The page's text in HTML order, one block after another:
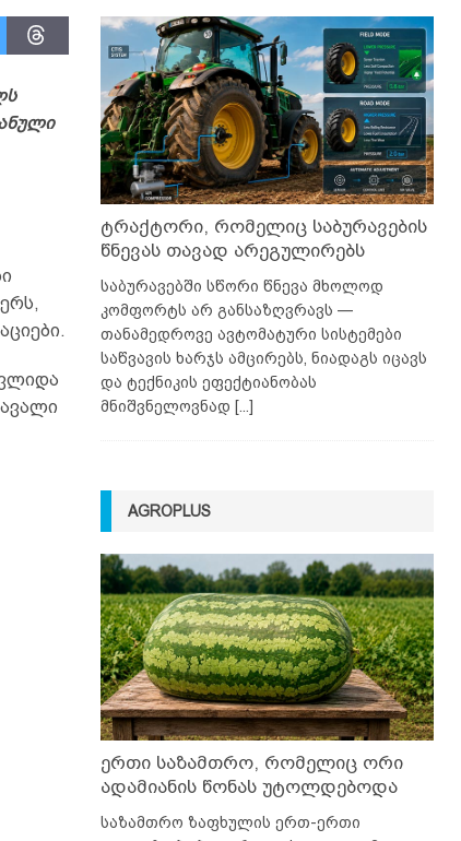
ტრაქტორი, რომელიც საბურავების
წნევას თავად არეგულირებს
საბურავებში სწორი წნევა მხოლოდ
კომფორტს არ განსაზღვრავს —
თანამედროვე ავტომატური სისტემები
საწვავის ხარჯს ამცირებს, ნიადაგს იცავს
და ტექნიკის ეფექტიანობას
მნიშვნელოვნად [...]
AGROPLUS
ერთი საზამთრო, რომელიც ორი
ადამიანის წონას უტოლდებოდა
საზამთრო ზაფხულის ერთ-ერთი